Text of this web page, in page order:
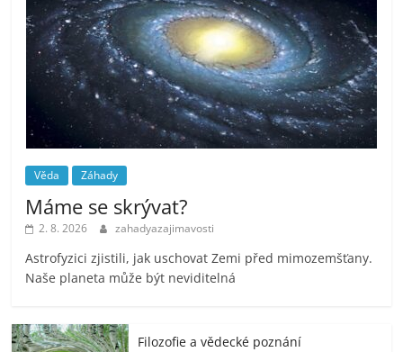
Věda Záhady
Máme se skrývat?
2. 8. 2026 zahadyazajimavosti
Astrofyzici zjistili, jak uschovat Zemi před mimozemšťany.
Naše planeta může být neviditelná
Filozofie a vědecké poznání